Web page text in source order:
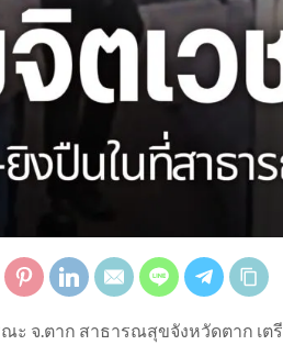
จ.ตาก สาธารณสุขจังหวัดตาก เต